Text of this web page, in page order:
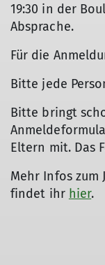
19:30 in der
Absprache.
Für die
Bitte jede
Bitte bringt
Eltern mit. Das
Mehr Infos zum
findet ihr hier.